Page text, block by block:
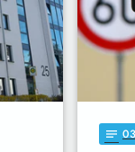
notes 03